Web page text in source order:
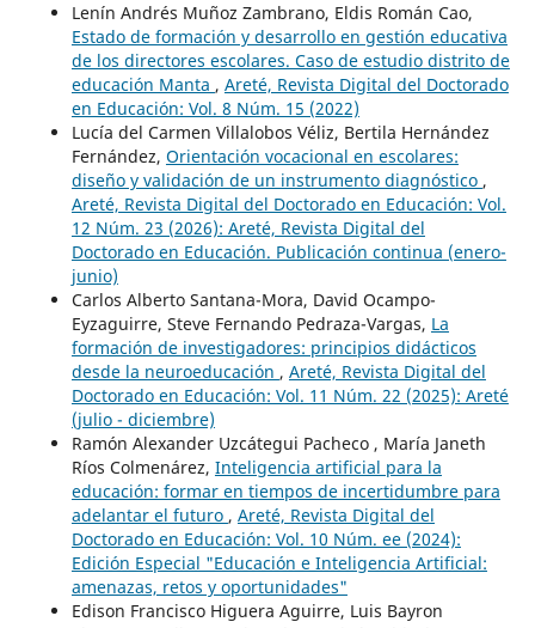
Lenín Andrés Muñoz Zambrano, Eldis Román Cao,
Estado de formación y desarrollo en gestión educativa
de los directores escolares. Caso de estudio distrito de
educación Manta , Areté, Revista Digital del Doctorado
en Educación: Vol. 8 Núm. 15 (2022)
Lucía del Carmen Villalobos Véliz, Bertila Hernández
Fernández, Orientación vocacional en escolares:
diseño y validación de un instrumento diagnóstico ,
Areté, Revista Digital del Doctorado en Educación: Vol.
12 Núm. 23 (2026): Areté, Revista Digital del
Doctorado en Educación. Publicación continua (enero-
junio)
Carlos Alberto Santana-Mora, David Ocampo-
Eyzaguirre, Steve Fernando Pedraza-Vargas, La
formación de investigadores: principios didácticos
desde la neuroeducación , Areté, Revista Digital del
Doctorado en Educación: Vol. 11 Núm. 22 (2025): Areté
(julio - diciembre)
Ramón Alexander Uzcátegui Pacheco , María Janeth
Ríos Colmenárez, Inteligencia artificial para la
educación: formar en tiempos de incertidumbre para
adelantar el futuro , Areté, Revista Digital del
Doctorado en Educación: Vol. 10 Núm. ee (2024):
Edición Especial "Educación e Inteligencia Artificial:
amenazas, retos y oportunidades"
Edison Francisco Higuera Aguirre, Luis Bayron